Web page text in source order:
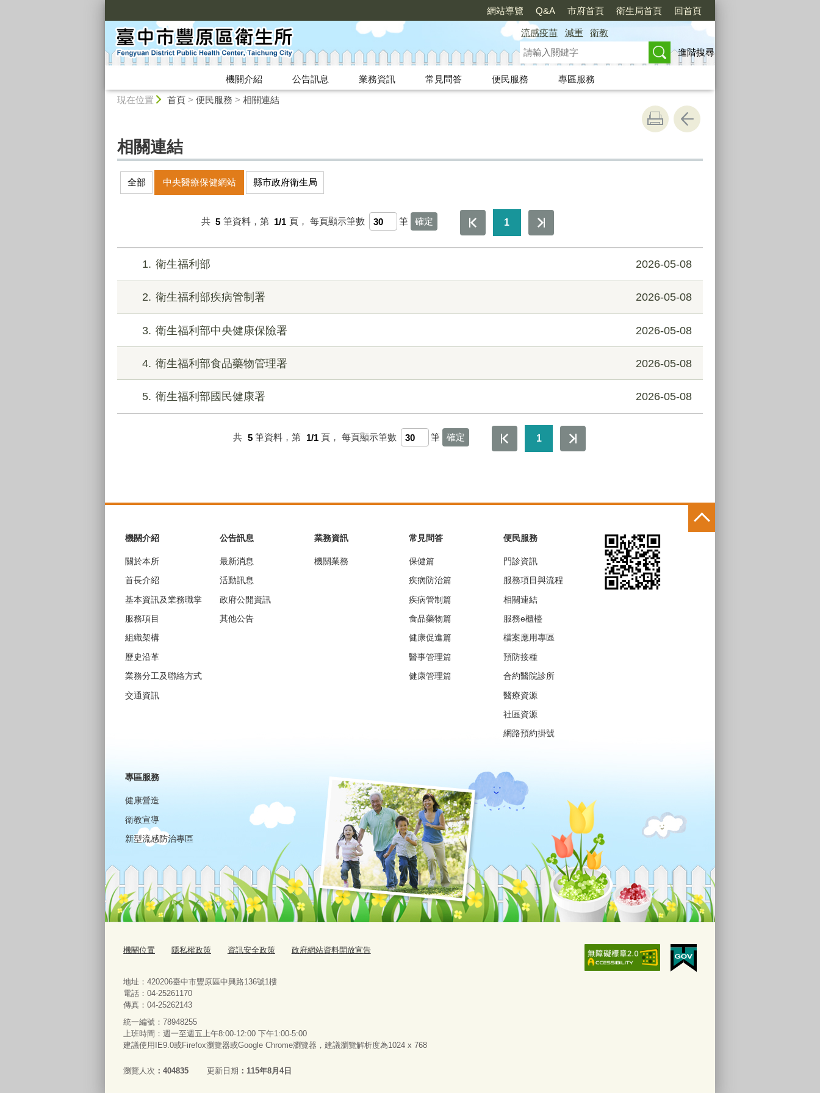
網站導覽 Q&A 市府首頁 衛生局首頁 回首頁
流感疫苗 減重
衛教
進階搜尋
機關介紹 公告訊息 業務資訊 常見問答 便民服務
專區服務
現在位置 首頁> 便民服務 > 相關連結
相關連結
全部 中央醫療保健網站 縣市政府衛生局
共 5 筆資料，第 1/1 頁， 每頁顯示筆數 筆 1
1 衛生福利部 2026-05-08
2 衛生福利部疾病管制署 2026-05-08
3 衛生福利部中央健康保險署 2026-05-08
4 衛生福利部食品藥物管理署 2026-05-08
5 衛生福利部國民健康署 2026-05-08
共 5 筆資料，第 1/1 頁， 每頁顯示筆數 筆 1
機關介紹
關於本所
首長介紹
基本資訊及業務職掌
服務項目
組織架構
歷史沿革
業務分工及聯絡方式
交通資訊
公告訊息
最新消息
活動訊息
政府公開資訊
其他公告
業務資訊
機關業務
常見問答
保健篇
疾病防治篇
疾病管制篇
食品藥物篇
健康促進篇
醫事管理篇
健康管理篇
便民服務
門診資訊
服務項目與流程
相關連結
服務e櫃檯
檔案應用專區
預防接種
合約醫院診所
醫療資源
社區資源
網路預約掛號
專區服務
健康營造
衛教宣導
新型流感防治專區
機關位置 隱私權政策 資訊安全政策 政府網站資料開放宣告
地址：420206臺中市豐原區中興路136號1樓
電話：04-25261170
傳真：04-25262143
統一編號：78948255
上班時間：週一至週五上午8:00-12:00 下午1:00-5:00
建議使用IE9.0或Firefox瀏覽器或Google Chrome瀏覽器，建議瀏覽解析度為1024 x 768
瀏覽人次 404835 更新日期 115年8月4日